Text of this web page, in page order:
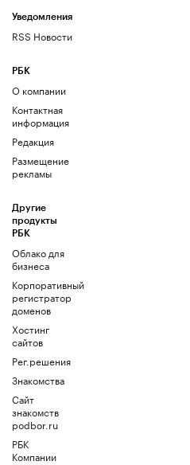
Уведомления
RSS Новости
РБК
О компании
Контактная
информация
Редакция
Размещение
рекламы
Другие
продукты
РБК
Облако для
бизнеса
Корпоративный
регистратор
доменов
Хостинг
сайтов
Рег.решения
Знакомства
Сайт
знакомств
podbor.ru
РБК
Компании